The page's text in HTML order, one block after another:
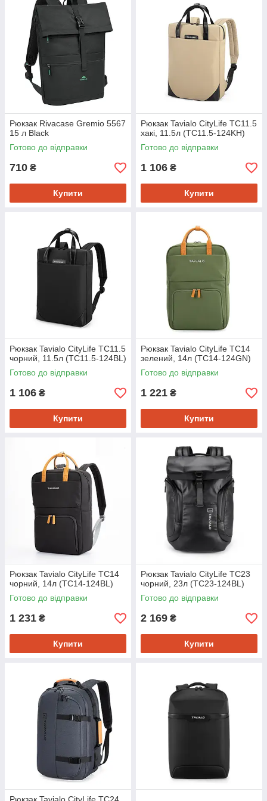
Рюкзак Rivacase Gremio 5567
15 л Black
Готово до відправки
710 ₴
Купити
Рюкзак Tavialo CityLife TC11.5
хакі, 11.5л (TC11.5-124KH)
Готово до відправки
1 106 ₴
Купити
Рюкзак Tavialo CityLife TC11.5
чорний, 11.5л (TC11.5-124BL)
Готово до відправки
1 106 ₴
Купити
Рюкзак Tavialo CityLife TC14
зелений, 14л (TC14-124GN)
Готово до відправки
1 221 ₴
Купити
Рюкзак Tavialo CityLife TC14
чорний, 14л (TC14-124BL)
Готово до відправки
1 231 ₴
Купити
Рюкзак Tavialo CityLife TC23
чорний, 23л (TC23-124BL)
Готово до відправки
2 169 ₴
Купити